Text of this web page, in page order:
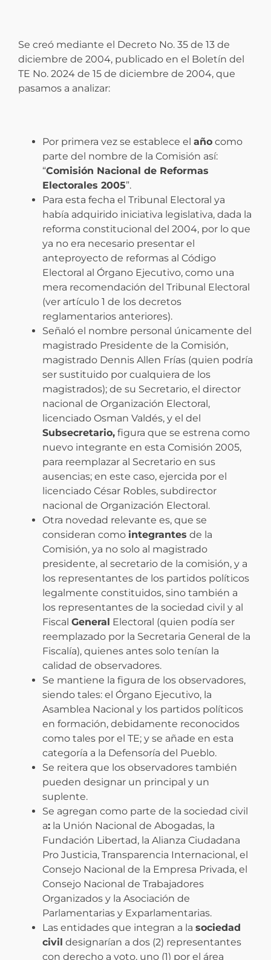
Se creó mediante el Decreto No. 35 de 13 de
diciembre de 2004, publicado en el Boletín del
TE No. 2024 de 15 de diciembre de 2004, que
pasamos a analizar:
Por primera vez se establece el año como
parte del nombre de la Comisión así:
“Comisión Nacional de Reformas
Electorales 2005”.
Para esta fecha el Tribunal Electoral ya
había adquirido iniciativa legislativa, dada la
reforma constitucional del 2004, por lo que
ya no era necesario presentar el
anteproyecto de reformas al Código
Electoral al Órgano Ejecutivo, como una
mera recomendación del Tribunal Electoral
(ver artículo 1 de los decretos
reglamentarios anteriores).
Señaló el nombre personal únicamente del
magistrado Presidente de la Comisión,
magistrado Dennis Allen Frías (quien podría
ser sustituido por cualquiera de los
magistrados); de su Secretario, el director
nacional de Organización Electoral,
licenciado Osman Valdés, y el del
Subsecretario, figura que se estrena como
nuevo integrante en esta Comisión 2005,
para reemplazar al Secretario en sus
ausencias; en este caso, ejercida por el
licenciado César Robles, subdirector
nacional de Organización Electoral.
Otra novedad relevante es, que se
consideran como integrantes de la
Comisión, ya no solo al magistrado
presidente, al secretario de la comisión, y a
los representantes de los partidos políticos
legalmente constituidos, sino también a
los representantes de la sociedad civil y al
Fiscal General Electoral (quien podía ser
reemplazado por la Secretaria General de la
Fiscalía), quienes antes solo tenían la
calidad de observadores.
Se mantiene la figura de los observadores,
siendo tales: el Órgano Ejecutivo, la
Asamblea Nacional y los partidos políticos
en formación, debidamente reconocidos
como tales por el TE; y se añade en esta
categoría a la Defensoría del Pueblo.
Se reitera que los observadores también
pueden designar un principal y un
suplente.
Se agregan como parte de la sociedad civil
a: la Unión Nacional de Abogadas, la
Fundación Libertad, la Alianza Ciudadana
Pro Justicia, Transparencia Internacional, el
Consejo Nacional de la Empresa Privada, el
Consejo Nacional de Trabajadores
Organizados y la Asociación de
Parlamentarias y Exparlamentarias.
Las entidades que integran a la sociedad
civil designarían a dos (2) representantes
con derecho a voto, uno (1) por el área